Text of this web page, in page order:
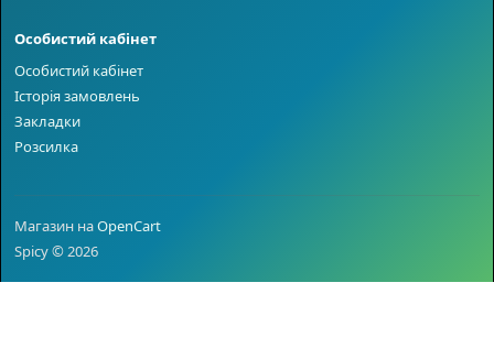
Особистий кабінет
Особистий кабінет
Історія замовлень
Закладки
Розсилка
Магазин наOpenCart
Spicy © 2026